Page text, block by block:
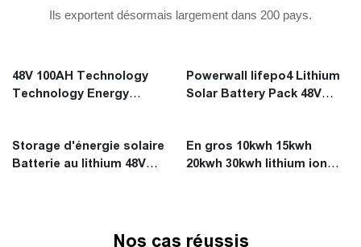
Ils exportent désormais largement dans 200 pays.
48V 100AH ​​Technology
Technology Energy
rechargeable
Powerwall lifepo4 Lithium
Solar Battery Pack 48V
Storage d'énergie solaire
Batterie au lithium 48V
En gros 10kwh 15kwh
20kwh 30kwh lithium ion
Nos cas réussis